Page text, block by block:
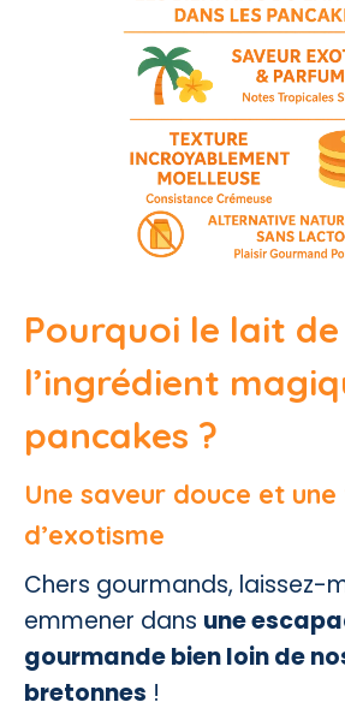
Pourquoi le lait
l’ingrédient
pancakes ?
Une saveur douce et
d’exotisme
Chers gourmands, laissez-
emmener dans une
gourmande bien loin de
bretonnes !